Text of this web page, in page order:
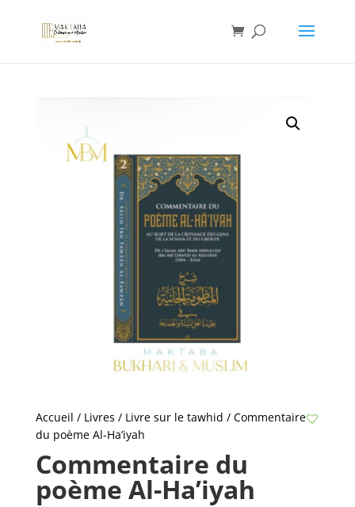
Accueil / Livres / Livre sur le tawhid / Commentaire
du poème Al-Ha’iyah
Commentaire du
poème Al-Ha’iyah